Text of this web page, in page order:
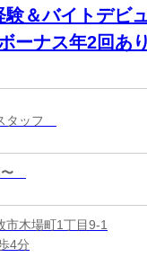
験＆バイトデビ
ーナス年2回あ
タッフ
市木場町1丁目9-1
4分